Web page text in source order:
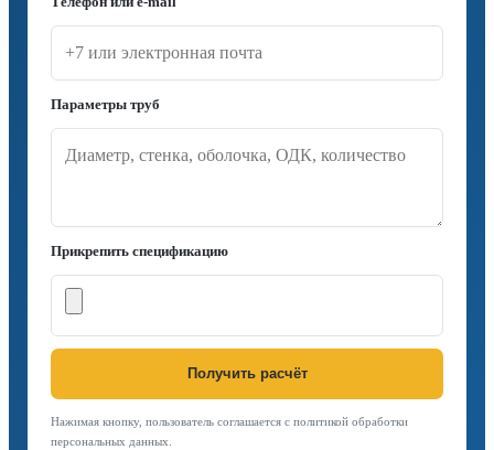
Параметры труб
Прикрепить спецификацию
Получить расчёт
Нажимая кнопку, пользователь соглашается с политикой обработки
персональных данных.